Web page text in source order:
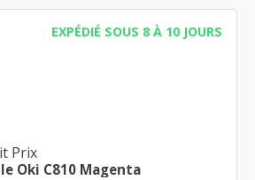
EXPÉDIÉ SOUS 8 À 10 JOURS
Prix
Oki C810 Magenta